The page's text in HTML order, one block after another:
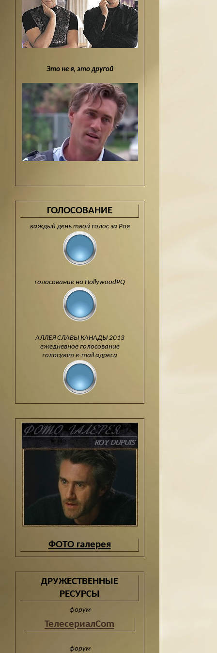
Это не я, это другой
ГОЛОСОВАНИЕ
каждый день твой голос за Роя
голосование на HollywoodPQ
АЛЛЕЯ СЛАВЫ КАНАДЫ 2013
ежедневное голосование
голосуют e-mail адреса
ФОТО галерея
ДРУЖЕСТВЕННЫЕ
РЕСУРСЫ
форум
ТелесериалCom
форум